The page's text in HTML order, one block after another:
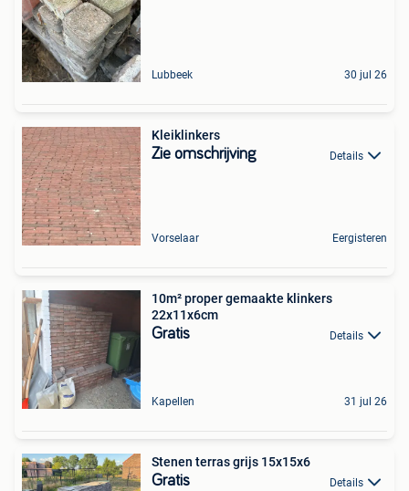
Lubbeek 30 jul 26
Kleiklinkers
Zie omschrijving Details
Vorselaar Eergisteren
10m² proper gemaakte klinkers
22x11x6cm
Gratis Details
Kapellen 31 jul 26
Stenen terras grijs 15x15x6
Gratis Details